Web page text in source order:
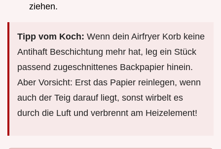
ziehen.
Tipp vom Koch: Wenn dein Airfryer Korb keine
Antihaft Beschichtung mehr hat, leg ein Stück
passend zugeschnittenes Backpapier hinein.
Aber Vorsicht: Erst das Papier reinlegen, wenn
auch der Teig darauf liegt, sonst wirbelt es
durch die Luft und verbrennt am Heizelement!